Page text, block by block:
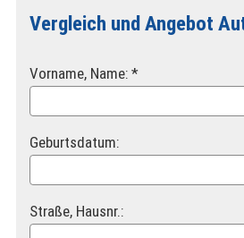
Vergleich und Angebot
Vorname, Name: *
Geburts­datum:
Straße, Hausnr.: